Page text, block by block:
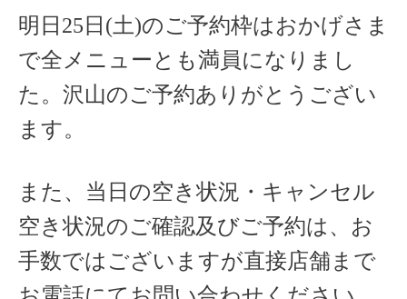
明日25 日(土)のご予約枠はおかげさま
で全メニューとも満員になりまし
た。沢山のご予約ありがとうござい
ます。
また、当日の空き状況・キャンセル
空き状況のご確認及びご予約は、お
手数ではございますが直接店舗まで